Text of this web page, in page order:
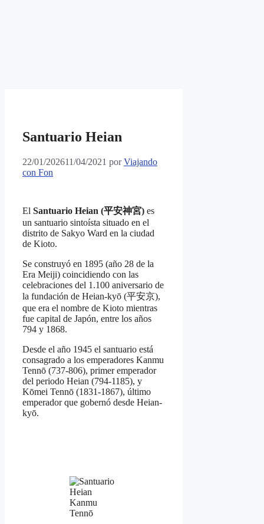
Santuario Heian
22/01/202611/04/2021 porViajando
con Fon
El Santuario Heian (平安神宮) es
un santuario sintoísta situado en el
distrito de Sakyo Ward en la ciudad
de Kioto.
Se construyó en 1895 (año 28 de la
Era Meiji) coincidiendo con las
celebraciones del 1.100 aniversario de
la fundación de Heian-kyō (平安京),
que era el nombre de Kioto mientras
fue capital de Japón, entre los años
794 y 1868.
Desde el año 1945 el santuario está
consagrado a los emperadores Kanmu
Tennō (737-806), primer emperador
del periodo Heian (794-1185), y
Kōmei Tennō (1831-1867), último
emperador que gobernó desde Heian-
kyō.
Kanmu
Tennō